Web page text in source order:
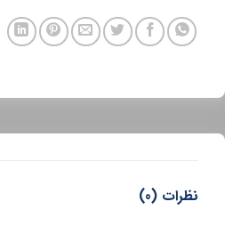
نظرات (0)